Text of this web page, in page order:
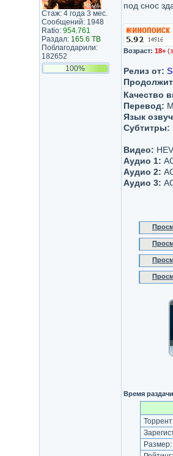
Стаж: 4 года 3 мес.
Сообщений: 1948
Ratio: 954.761
Раздал: 165.6 TB
Поблагодарили:
182652
100%
под снос
Возраст: 18+
Релиз от:
Качество
Перевод:
Язык
Субтитры:
Видео:
Аудио 1:
Аудио 2:
Аудио 3:
Время
Размер: